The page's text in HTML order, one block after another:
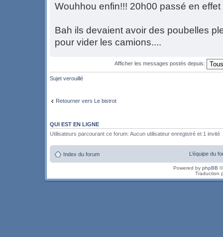
Wouhhou enfin!!! 20h00 passé en effet
Bah ils devaient avoir des poubelles
pour vider les camions....
Afficher les messages postés depuis:
Sujet verouillé
Retourner vers Le bistrot
QUI EST EN LIGNE
Utilisateurs parcourant ce forum: Aucun utilisateur enregistré et 1 invité
Index du forum L’équipe du
Powered by phpBB
Traduction